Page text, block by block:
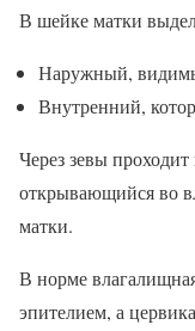
В шейке матки
Наружный,
Внутренний,
Через зевы
открывающийся во
матки.
В норме
эпителием, а